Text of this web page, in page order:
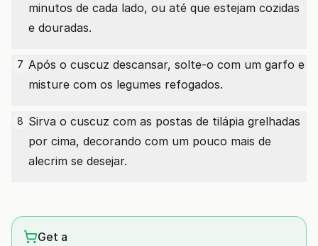
minutos de cada lado, ou até que estejam cozidas
e douradas.
7 Após o cuscuz descansar, solte-o com um garfo e
misture com os legumes refogados.
8 Sirva o cuscuz com as postas de tilápia grelhadas
por cima, decorando com um pouco mais de
alecrim se desejar.
Get a